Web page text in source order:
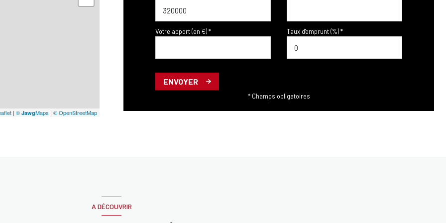
| © JawgMaps | © OpenStreetMap
Votre apport (en €) * Taux d'emprunt (%) *
ENVOYER
* Champs obligatoires
A DÉCOUVRIR